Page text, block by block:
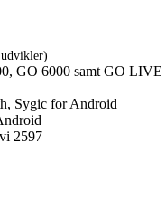
GO 6000 samt GO LIVE
Sygic for Android
2597